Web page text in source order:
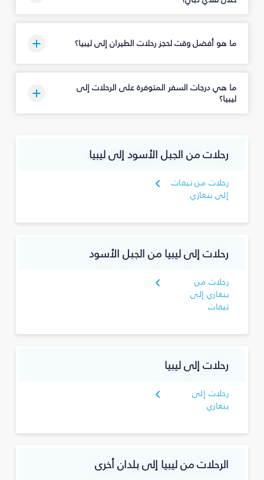
ما هو أفضل وقت لحجز رحلات الطيران إلى ليبيا؟
ما هي درجات السفر المتوفرة على الرحلات إلى
ليبيا؟
رحلات من الجبل الأسود إلى ليبيا
رحلات من تيفات
إلى بنغازي
رحلات إلى ليبيا من الجبل الأسود
رحلات من
بنغازي إلى
تيفات
رحلات إلى ليبيا
رحلات إلى
بنغازي
الرحلات من ليبيا إلى بلدان أخرى